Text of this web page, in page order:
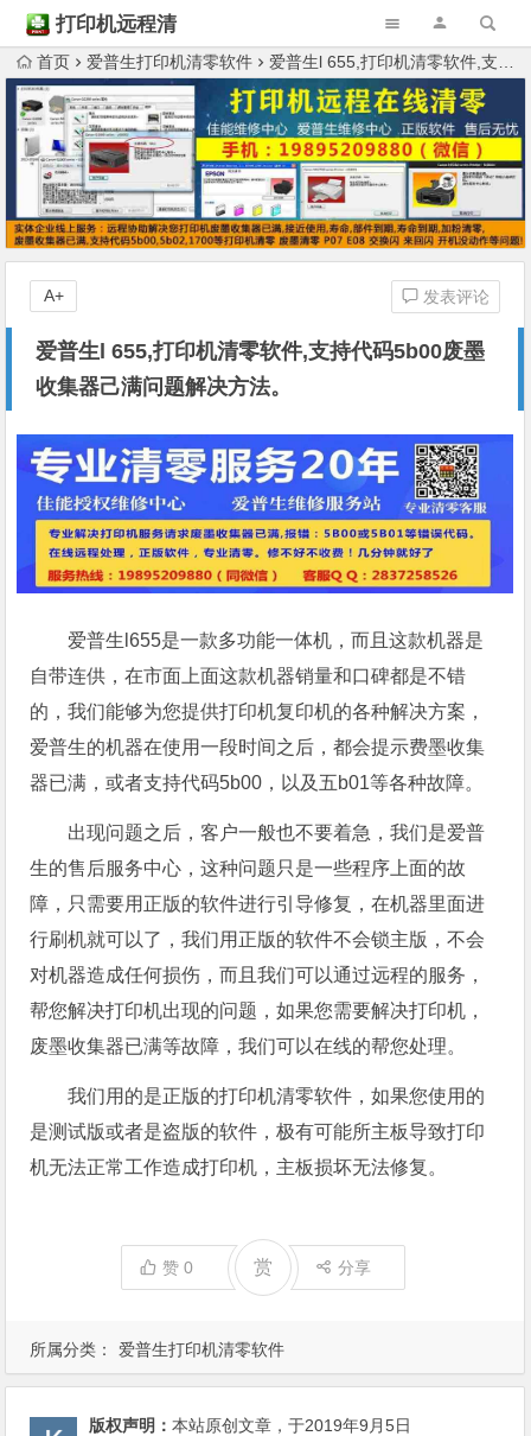
打印机远程清
零首页 爱普生打印机清零软件 爱普生l 655,打印机清零软件,支持代码5b00废墨收集器己满问题解决方法。
爱普生l 655,打印机清零软件,支持代码5b00废墨
收集器己满问题解决方法。
发表评论
A+
所属分类： 爱普生打印机清零软件
爱普生l655是一款多功能一体机，而且这款机器是
自带连供，在市面上面这款机器销量和口碑都是不错
的，我们能够为您提供打印机复印机的各种解决方案，
爱普生的机器在使用一段时间之后，都会提示费墨收集
器已满，或者支持代码5b00，以及五b01等各种故障。
出现问题之后，客户一般也不要着急，我们是爱普
生的售后服务中心，这种问题只是一些程序上面的故
障，只需要用正版的软件进行引导修复，在机器里面进
行刷机就可以了，我们用正版的软件不会锁主版，不会
对机器造成任何损伤，而且我们可以通过远程的服务，
帮您解决打印机出现的问题，如果您需要解决打印机，
废墨收集器已满等故障，我们可以在线的帮您处理。
我们用的是正版的打印机清零软件，如果您使用的
是测试版或者是盗版的软件，极有可能所主板导致打印
机无法正常工作造成打印机，主板损坏无法修复。
赞0 赏 分享
版权声明：本站原创文章，于2019年9月5日